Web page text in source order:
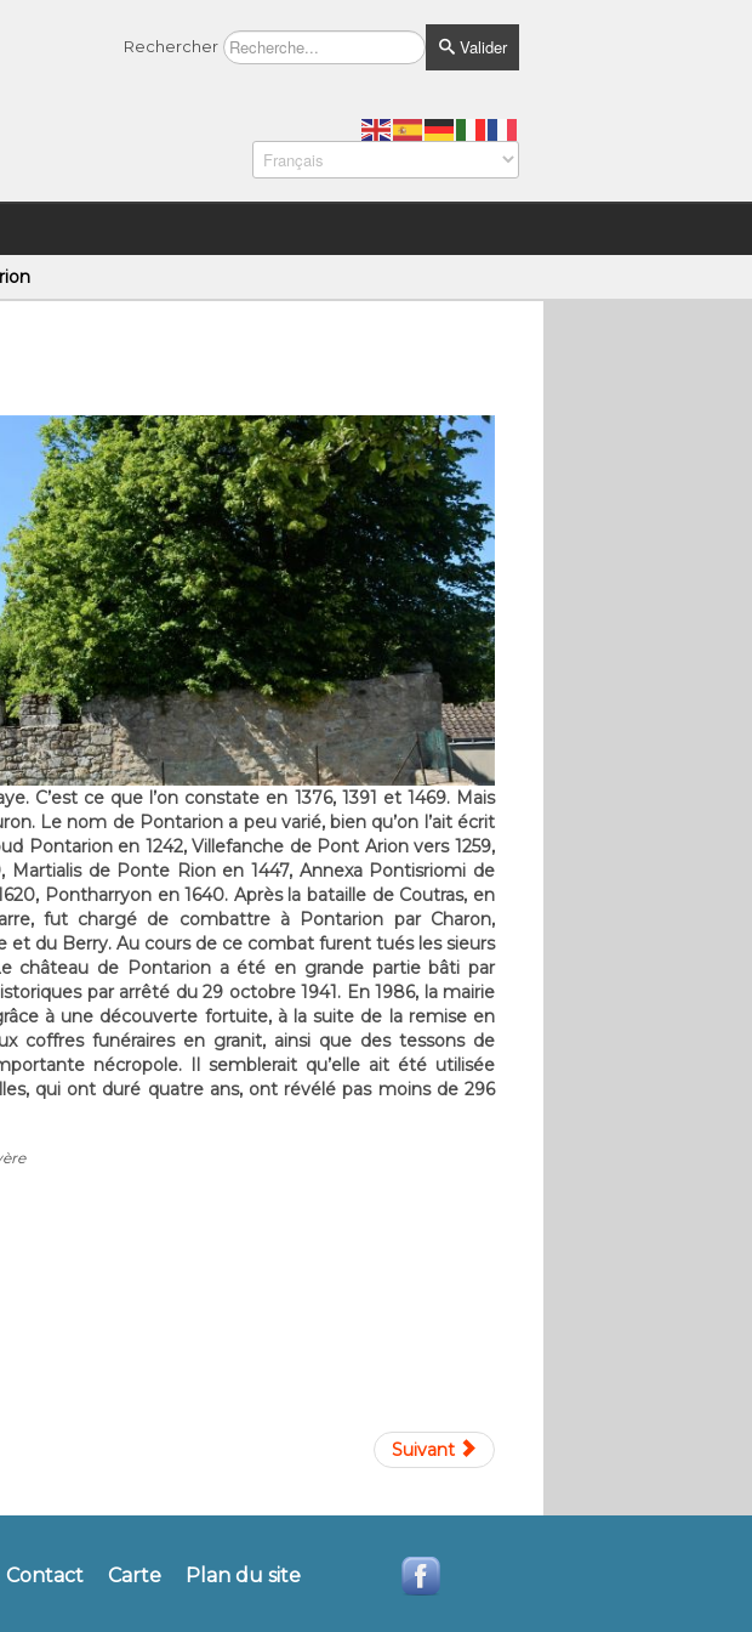
Rechercher Valider
C’est ce que l’on constate en 1376, 1391 et 1469. Mais
Le nom de Pontarion a peu varié, bien qu’on l’ait écrit
Pontarion en 1242, Villefanche de Pont Arion vers 1259,
de Ponte Rion en 1447, Annexa Pontisriomi de
Pontharryon en 1640. Après la bataille de Coutras, en
fut chargé de combattre à Pontarion par Charon,
du Berry. Au cours de ce combat furent tués les sieurs
château de Pontarion a été en grande partie bâti par
par arrêté du 29 octobre 1941. En 1986, la mairie
à une découverte fortuite, à la suite de la remise en
coffres funéraires en granit, ainsi que des tessons de
nécropole. Il semblerait qu’elle ait été utilisée
qui ont duré quatre ans, ont révélé pas moins de 296
Suivant
Contact Carte Plan du site